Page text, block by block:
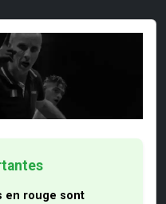
en rouge sont